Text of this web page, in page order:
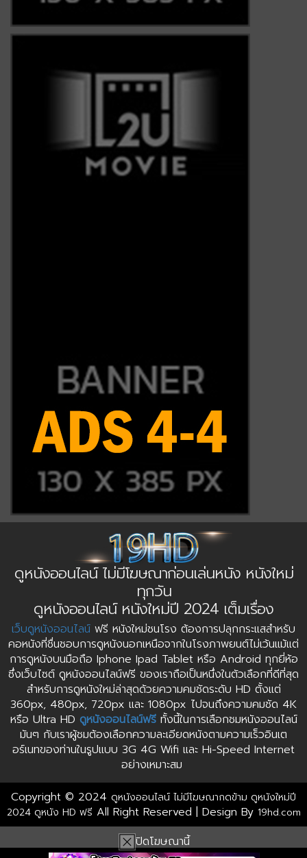
ดูหนังออนไลน์ ไม่มีโฆษณาก่อนเล่นหนัง หนังใหม่
ทุกวัน
ดูหนังออนไลน์ หนังใหม่ปี 2024 เต็มเรื่อง
เว็บดูหนังออนไลน์ ฟรี หนังใหม่ชนโรง ต้องการปลุกกระแสสำหรับ
คอหนังที่ชื่นชอบการดูหนังนอกเหนือจากในโรงภาพยนต์ไม่เว้นแม้แต่
การดูหนังบนมือถือ Iphone Ipad Tablet หรือ Android ทุกยี่ห้อ
ซึ่งเว็บไซต์ ดูหนังออนไลน์ฟรี ของเราถือเป็นหนึ่งในตัวเลือกที่ดีที่สุด
สำหรับการดูหนังใหม่ล่าสุดด้วยความคมชัดระดับ HD ตั้งแต่
360px, 480px, 720px และ 1080px ไปจนถึงความคมชัด 4K
หรือ Ultra HD ดูหนังออนไลน์ฟรีทั้งนี้ในการเลือกชมหนังออนไลน์
มันๆ กับเราผู้ชมต้องเลือกความละเอียดหนังตามความเร็วอินเต
อร์เนทของท่านในรูปแบบ 3G 4G Wifi และ Hi-Speed Internet
อย่างเหมาะสม
Copyright © 2024 ดูหนังออนไลน์ ไม่มีโฆษณากดข้าม ดูหนังใหม่ปี
2024 ดูหนัง HD ฟรี All Right Reserved | Design By 19hd.com
ปิดโฆษณานี้